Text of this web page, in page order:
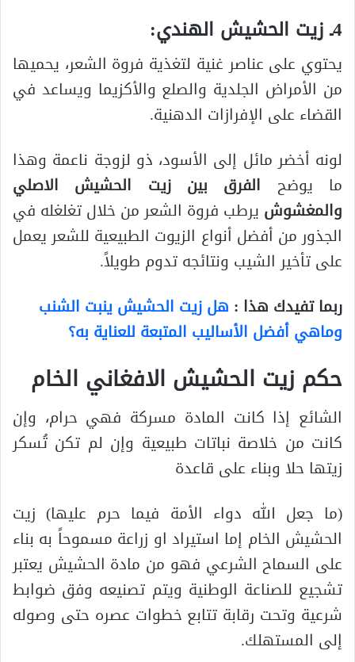
4ـ زيت الحشيش الهندي:
يحتوي على عناصر غنية لتغذية فروة الشعر، يحميها
من الأمراض الجلدية والصلع والأكزيما ويساعد في
القضاء على الإفرازات الدهنية.
لونه أخضر مائل إلى الأسود، ذو لزوجة ناعمة وهذا
ما يوضح الفرق بين زيت الحشيش الاصلي
والمغشوش يرطب فروة الشعر من خلال تغلغله في
الجذور من أفضل أنواع الزيوت الطبيعية للشعر يعمل
على تأخير الشيب ونتائجه تدوم طويلاً.
ربما تفيدك هذا : هل زيت الحشيش ينبت الشنب
وماهي أفضل الأساليب المتبعة للعناية به؟
حكم زيت الحشيش الافغاني الخام
الشائع إذا كانت المادة مسركة فهي حرام، وإن
كانت من خلاصة نباتات طبيعية وإن لم تكن تُسكر
زيتها حلا وبناء على قاعدة
(ما جعل الله دواء الأمة فيما حرم عليها) زيت
الحشيش الخام إما استيراد او زراعة مسموحاً به بناء
على السماح الشرعي فهو من مادة الحشيش يعتبر
تشجيع للصناعة الوطنية ويتم تصنيعه وفق ضوابط
شرعية وتحت رقابة تتابع خطوات عصره حتى وصوله
إلى المستهلك.